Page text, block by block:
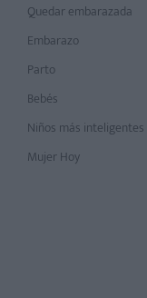
Quedar embarazada
Embarazo
Parto
Bebés
Niños más inteligentes
Mujer Hoy